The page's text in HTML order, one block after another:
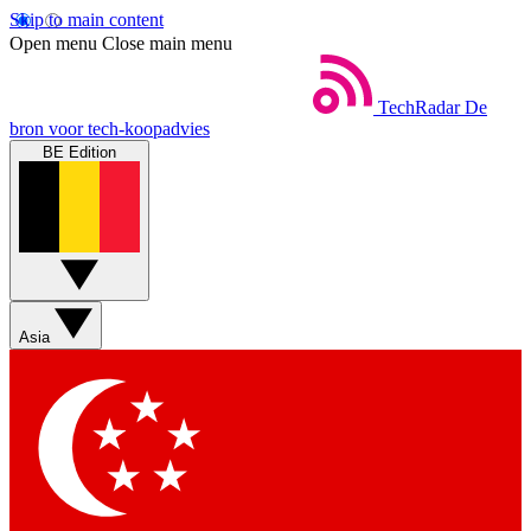
Skip to main content
Open menu Close main menu
TechRadar De
bron voor tech-koopadvies
BE Edition
Asia